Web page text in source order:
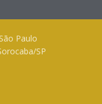
Paulo
SP